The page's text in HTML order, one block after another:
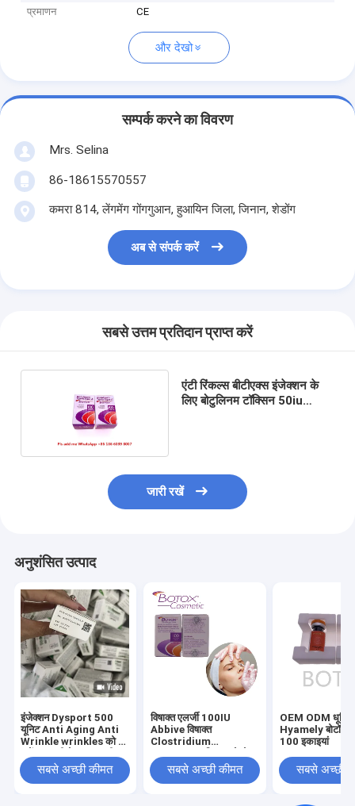
प्रमाणन
CE
और देखो
सम्पर्क करने का विवरण
Mrs. Selina
86-18615570557
कमरा 814, लेंगमेंग गोंगगुआन, हुआयिन जिला, जिनान, शेडोंग
अब से संपर्क करें
सबसे उत्तम प्रतिदान प्राप्त करें
एंटी रिंकल्स बीटीएक्स इंजेक्शन के
लिए बोटुलिनम टॉक्सिन 50iu
जारी रखें
अनुशंसित उत्पाद
इंजेक्शन Dysport 500
यूनिट Anti Aging Anti
Wrinkle wrinkles को दूर
सूखा पाउडर
सबसे अच्छी कीमत
विषाक्त एलर्जी 100IU
Abbive विषाक्त
Clostridium
की रेखाओं को हटाने के लिए
सबसे अच्छी कीमत
OEM ODM धूमिल
Hyamely
100 इकाइयां
सबसे अच्छी